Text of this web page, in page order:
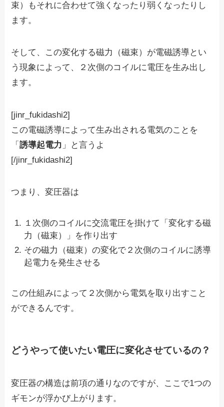
束）もそれに合わせて強くなったり弱くなったりし
ます。
そして、この変化する磁力（磁束）が電磁誘導とい
う現象によって、２次側のコイルに電圧を生み出し
ます。
[jinr_fukidashi2]
この電磁誘導によって生み出される電気のことを
「誘導起電力 」と言うよ
[/jinr_fukidashi2]
つまり、変圧器は
１次側のコイルに交流電圧を掛けて「変化する磁
力（磁束）」を作り出す
その磁力（磁束）の変化で２次側のコイルに誘導
起電力を発生させる
この仕組みによって２次側から電気を取り出すこと
ができるんです。
どうやって使いたい電圧に変化させているの？
変圧器の構造は前項の通りなのですが、ここで1つの
ギモンが浮かび上がります。